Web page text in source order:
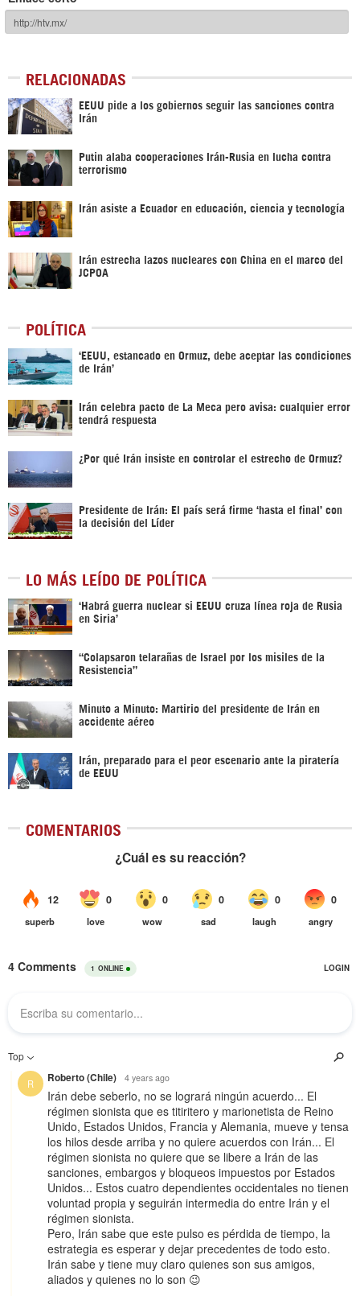
RELACIONADAS
EEUU pide a los gobiernos seguir las sanciones contra
Irán
Putin alaba cooperaciones Irán-Rusia en lucha contra
terrorismo
Irán asiste a Ecuador en educación, ciencia y tecnología
Irán estrecha lazos nucleares con China en el marco del
JCPOA
POLÍTICA
‘EEUU, estancado en Ormuz, debe aceptar las condiciones
de Irán’
Irán celebra pacto de La Meca pero avisa: cualquier error
tendrá respuesta
¿Por qué Irán insiste en controlar el estrecho de Ormuz?
Presidente de Irán: El país será firme ‘hasta el final’ con
la decisión del Líder
LO MÁS LEÍDO DE POLÍTICA
‎‘Habrá guerra nuclear si EEUU cruza línea roja de Rusia
en Siria’‎
“Colapsaron telarañas de Israel por los misiles de la
Resistencia”
Minuto a Minuto: Martirio del presidente de Irán en
accidente aéreo
Irán, preparado para el peor escenario ante la piratería
de EEUU
COMENTARIOS